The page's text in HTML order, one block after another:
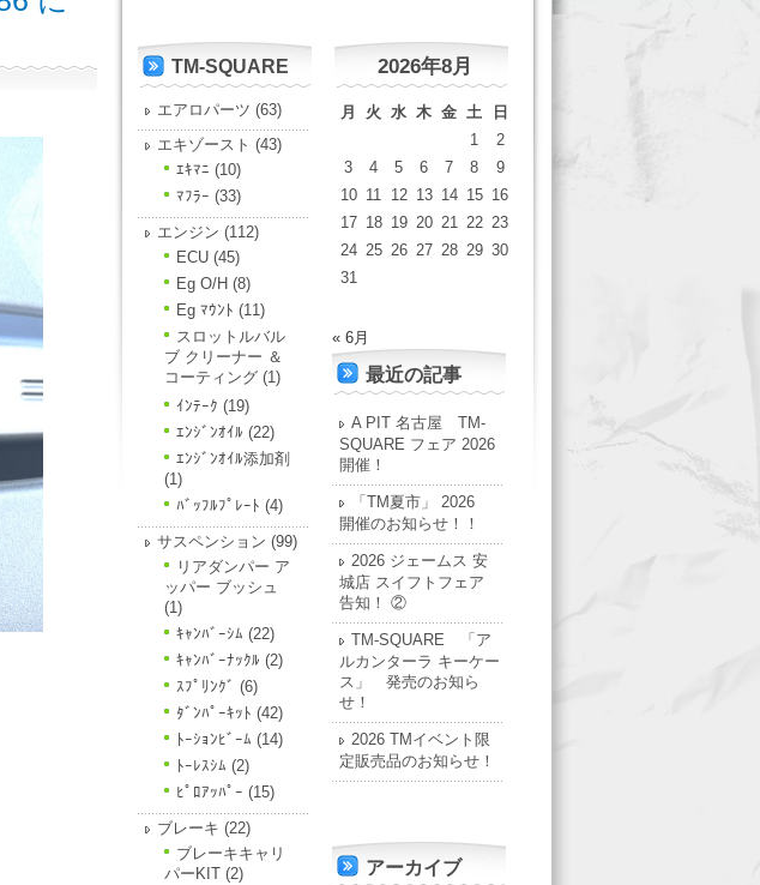
TM-SQUARE
エアロパーツ (63)
エキゾースト (43)
ｴｷﾏﾆ (10)
ﾏﾌﾗｰ (33)
エンジン (112)
ECU (45)
Eg O/H (8)
Eg ﾏｳﾝﾄ (11)
スロットルバル
ブ クリーナー ＆
コーティング (1)
ｲﾝﾃｰｸ (19)
ｴﾝｼﾞﾝｵｲﾙ (22)
ｴﾝｼﾞﾝｵｲﾙ添加剤
(1)
ﾊﾞｯﾌﾙﾌﾟﾚｰﾄ (4)
サスペンション (99)
リアダンパー ア
ッパー ブッシュ
(1)
ｷｬﾝﾊﾞｰｼﾑ (22)
ｷｬﾝﾊﾞｰﾅｯｸﾙ (2)
ｽﾌﾟﾘﾝｸﾞ (6)
ﾀﾞﾝﾊﾟｰｷｯﾄ (42)
ﾄｰｼｮﾝﾋﾞｰﾑ (14)
ﾄｰﾚｽｼﾑ (2)
ﾋﾟﾛｱｯﾊﾟｰ (15)
ブレーキ (22)
ブレーキキャリ
パーKIT (2)
2026年8月
月 火 水 木 金 土
日
1
2
3
4 5 6 7 8
9
10 11 12 13 14 15 16
17 18 19 20 21 22 23
24 25 26 27 28 29 30
31
« 6月
最近の記事
A PIT 名古屋 TM-
SQUARE フェア 2026
開催！
「TM夏市」 2026
開催のお知らせ！！
2026 ジェームス 安
城店 スイフトフェア
告知！ ②
TM-SQUARE 「ア
ルカンターラ キーケー
ス」 発売のお知ら
せ！
2026 TMイベント限
定販売品のお知らせ！
アーカイブ